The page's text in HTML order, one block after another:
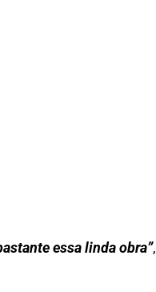
essa linda obra”,